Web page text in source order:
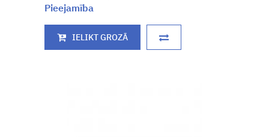
Pieejamība
IELIKT GROZĀ